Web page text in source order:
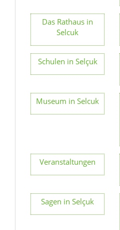
Das Rathaus in
Selcuk
Schulen in Selçuk
Museum in Selcuk
Veranstaltungen
Sagen in Selçuk